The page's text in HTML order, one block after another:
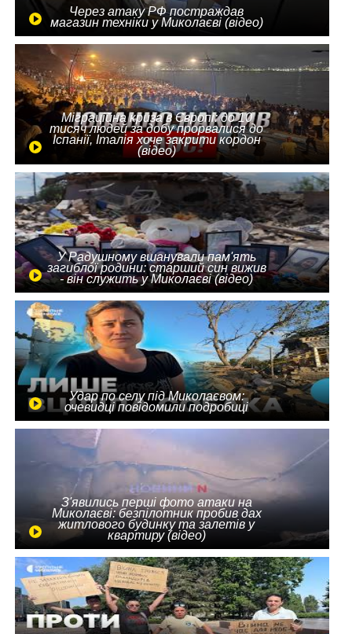
Через атаку РФ постраждав
магазин техніки у Миколаєві (відео)
Міграційна криза в Європі: до 10
тисяч людей за добу прорвалися до
Іспанії, Італія хоче закрити кордон
(відео)
У Радушному вшанували пам'ять
загиблої родини: старший син вижив
- він служить у Миколаєві (відео)
Удар по селу під Миколаєвом:
очевидці повідомили подробиці
З'явились перші фото атаки на
Миколаєві: безпілотник пробив дах
житлового будинку та залетів у
квартиру (відео)